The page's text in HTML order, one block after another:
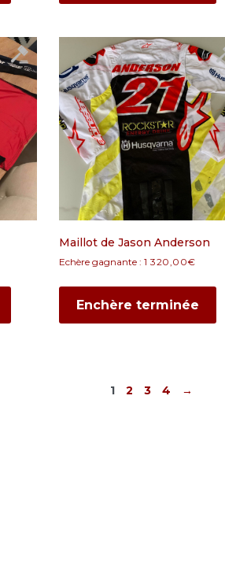
Maillot de Jason Anderson
Echère gagnante : 1 320,00€
Enchère terminée
1 2 3 4 →